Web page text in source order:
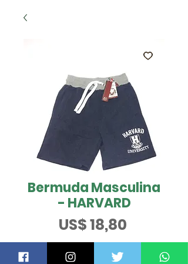
Bermuda Masculina
- HARVARD
US$ 18,80Preço
QUER SABER MAIS?